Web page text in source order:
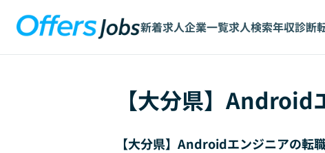
新着求人企業一覧求人検索年収診断
【大分県】 Android
【大分県】Androidエンジニアの転